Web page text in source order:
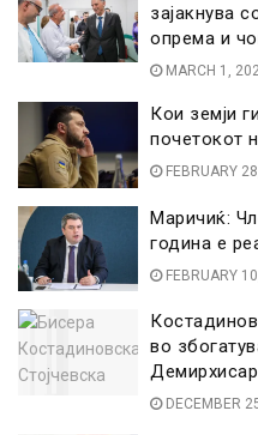
зајакнува
опрема и
MARCH 1,
Кои земји
почетокот
FEBRUARY
Маричиќ:
година е
FEBRUARY
во
DECEMBER